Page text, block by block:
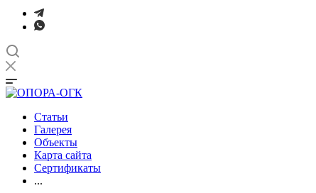
Статьи
Галерея
Объекты
Карта сайта
Сертификаты
...